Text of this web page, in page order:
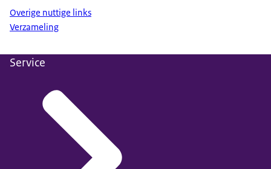
Overige nuttige links
Verzameling
Service